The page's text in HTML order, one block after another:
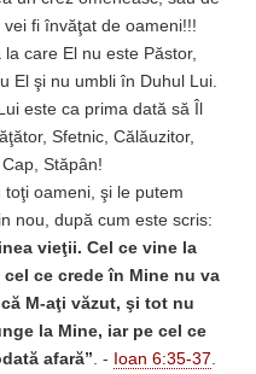
fi învăţat de oameni!!!
care El nu este Păstor,
El şi nu umbli în Duhul Lui.
este ca prima dată să Îl
Sfetnic, Călăuzitor,
Stăpân!
oameni, şi le putem
nou, după cum este scris:
vieţii. Cel ce vine la
ce crede în Mine nu va
M-aţi văzut, şi tot nu
la Mine, iar pe cel ce
afară”. - Ioan 6:35-37.